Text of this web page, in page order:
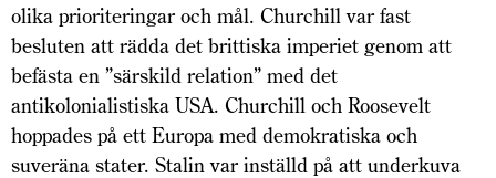
olika prioriteringar och mål. Churchill var fast
besluten att rädda det brittiska imperiet genom att
befästa en ”särskild relation” med det
antikolonialistiska USA. Churchill och Roosevelt
hoppades på ett Europa med demokratiska och
suveräna stater. Stalin var inställd på att underkuva